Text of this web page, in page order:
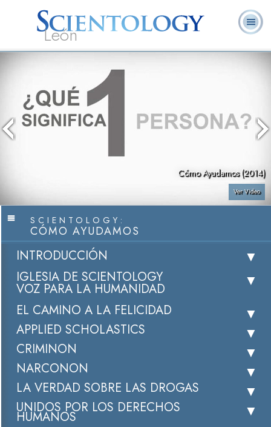
León
Cómo Ayudamos (2014)
Ver Video
SCIENTOLOGY:
CÓMO AYUDAMOS
INTRODUCCIÓN
IGLESIA DE SCIENTOLOGY
VOZ PARA LA HUMANIDAD
EL CAMINO A LA FELICIDAD
APPLIED SCHOLASTICS
CRIMINON
NARCONON
LA VERDAD SOBRE LAS DROGAS
UNIDOS POR LOS DERECHOS
HUMANOS